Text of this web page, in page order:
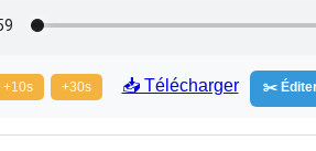
+10s +30s 📥 Télécharger ✂️